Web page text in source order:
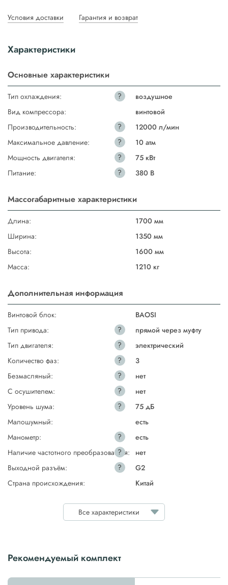
Условия доставки Гарантия и возврат
Характеристики
Основные характеристики
Тип охлаждения: ?
воздушное
Вид компрессора:
винтовой
Производительность:
?
12000 л/мин
Максимальное давление:
?
10 атм
Мощность двигателя:
?
75 кВт
Питание:
? 380 В
Массогабаритные характеристики
Длина:
1700 мм
Ширина:
1350 мм
Высота:
1600 мм
Масса:
1210 кг
Дополнительная информация
Винтовой блок:
BAOSI
Тип привода:
?
прямой через муфту
Тип двигателя:
?
электрический
Количество фаз:
?
3
Безмасляный:
?
нет
С осушителем:
?
нет
Уровень шума:
?
75 дБ
Малошумный:
есть
Манометр:
?
есть
Наличие частотного преобразователя:
?
нет
Выходной разъём:
?
G2
Страна происхождения:
Китай
Все характеристики
Рекомендуемый комплект